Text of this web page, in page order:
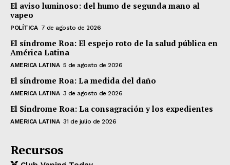
El aviso luminoso: del humo de segunda mano al
vapeo
POLÍTICA 7 de agosto de 2026
El síndrome Roa: El espejo roto de la salud pública en
América Latina
AMERICA LATINA 5 de agosto de 2026
El síndrome Roa: La medida del daño
AMERICA LATINA 3 de agosto de 2026
El Síndrome Roa: La consagración y los expedientes
AMERICA LATINA 31 de julio de 2026
Recursos